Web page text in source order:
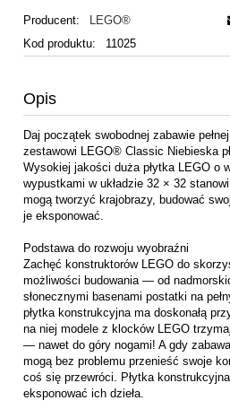
Producent:
LEGO®
Kod produktu:
11025
Opis
Daj początek swobodnej zabawie
zestawowi LEGO® Classic Niebieska
Wysokiej jakości duża płytka LEGO o
wypustkami w układzie 32 × 32
mogą tworzyć krajobrazy, budować
je eksponować.
Podstawa do rozwoju wyobraźni
Zachęć konstruktorów LEGO do
możliwości budowania — od
słonecznymi basenami postatki na
płytka konstrukcyjna ma doskonałą
na niej modele z klocków LEGO
— nawet do góry nogami! A gdy
mogą bez problemu przenieść swoje
coś się przewróci. Płytka
eksponować ich dzieła.